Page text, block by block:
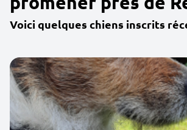
Voici quelques chiens inscrits